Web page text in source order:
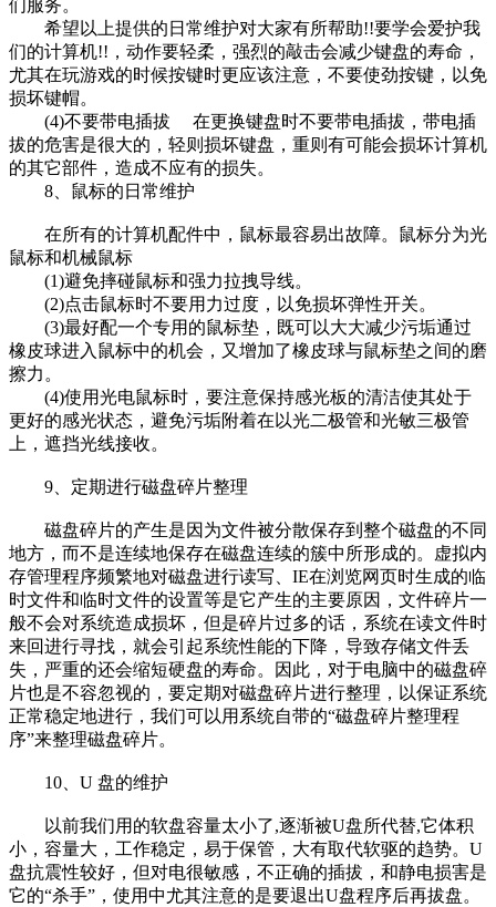
们服务。
希望以上提供的日常维护对大家有所帮助!!要学会爱护我
们的计算机!!，动作要轻柔，强烈的敲击会减少键盘的寿命，
尤其在玩游戏的时候按键时更应该注意，不要使劲按键，以免
损坏键帽。
(4)不要带电插拔 在更换键盘时不要带电插拔，带电插
拔的危害是很大的，轻则损坏键盘，重则有可能会损坏计算机
的其它部件，造成不应有的损失。
8、鼠标的日常维护
在所有的计算机配件中，鼠标最容易出故障。鼠标分为光
鼠标和机械鼠标
(1)避免摔碰鼠标和强力拉拽导线。
(2)点击鼠标时不要用力过度，以免损坏弹性开关。
(3)最好配一个专用的鼠标垫，既可以大大减少污垢通过
橡皮球进入鼠标中的机会，又增加了橡皮球与鼠标垫之间的磨
擦力。
(4)使用光电鼠标时，要注意保持感光板的清洁使其处于
更好的感光状态，避免污垢附着在以光二极管和光敏三极管
上，遮挡光线接收。
9、定期进行磁盘碎片整理
磁盘碎片的产生是因为文件被分散保存到整个磁盘的不同
地方，而不是连续地保存在磁盘连续的簇中所形成的。虚拟内
存管理程序频繁地对磁盘进行读写、IE在浏览网页时生成的临
时文件和临时文件的设置等是它产生的主要原因，文件碎片一
般不会对系统造成损坏，但是碎片过多的话，系统在读文件时
来回进行寻找，就会引起系统性能的下降，导致存储文件丢
失，严重的还会缩短硬盘的寿命。因此，对于电脑中的磁盘碎
片也是不容忽视的，要定期对磁盘碎片进行整理，以保证系统
正常稳定地进行，我们可以用系统自带的“磁盘碎片整理程
序”来整理磁盘碎片。
10、U 盘的维护
以前我们用的软盘容量太小了,逐渐被U盘所代替,它体积
小，容量大，工作稳定，易于保管，大有取代软驱的趋势。U
盘抗震性较好，但对电很敏感，不正确的插拔，和静电损害是
它的“杀手”，使用中尤其注意的是要退出U盘程序后再拔盘。